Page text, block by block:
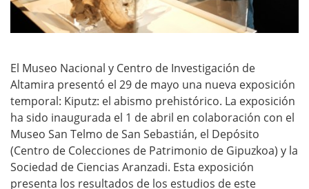
El Museo Nacional y Centro de Investigación de
Altamira presentó el 29 de mayo una nueva exposición
temporal: Kiputz: el abismo prehistórico. La exposición
ha sido inaugurada el 1 de abril en colaboración con el
Museo San Telmo de San Sebastián, el Depósito
(Centro de Colecciones de Patrimonio de Gipuzkoa) y la
Sociedad de Ciencias Aranzadi. Esta exposición
presenta los resultados de los estudios de este